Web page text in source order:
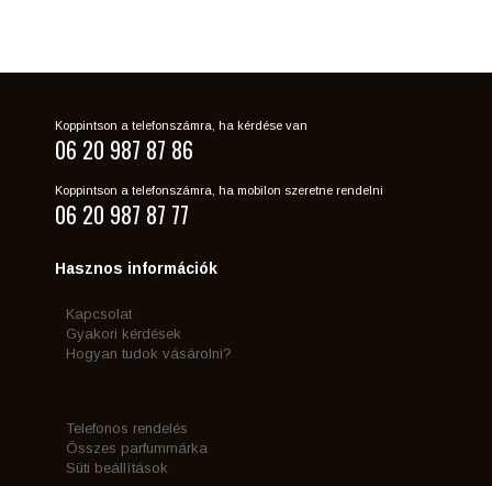
Koppintson a telefonszámra, ha kérdése van
06 20 987 87 86
Koppintson a telefonszámra, ha mobilon szeretne rendelni
06 20 987 87 77
Hasznos információk
Kapcsolat
Gyakori kérdések
Hogyan tudok vásárolni?
Telefonos rendelés
Összes parfummárka
Süti beállítások